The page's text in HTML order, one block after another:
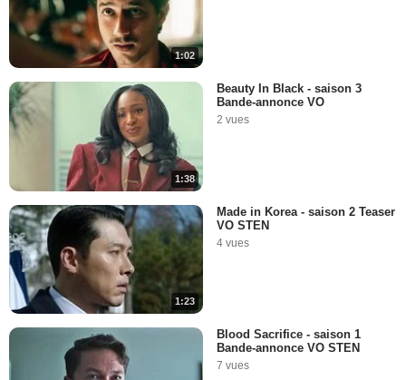
1:02
1:38
Beauty In Black - saison 3
Bande-annonce VO
2 vues
1:23
Made in Korea - saison 2 Teaser
VO STEN
4 vues
Blood Sacrifice - saison 1
Bande-annonce VO STEN
7 vues